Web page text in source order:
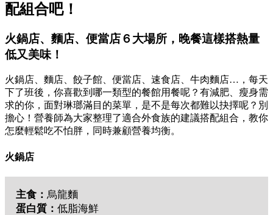
配組合吧！
火鍋店、麵店、便當店６大場所，晚餐這樣搭熱量
低又美味！
火鍋店、麵店、餃子館、便當店、速食店、牛肉麵店…，每天
下了班後，你喜歡到哪一類型的餐館用餐呢？有減肥、瘦身需
求的你，面對琳瑯滿目的菜單，是不是每次都難以抉擇呢？別
擔心！營養師為大家整理了適合外食族的建議搭配組合，教你
怎麼輕鬆吃不怕胖，同時兼顧營養均衡。
火鍋店
主食： 烏龍麵
蛋白質： 低脂海鮮